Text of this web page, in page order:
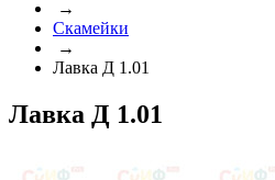
→
Скамейки
→
Лавка Д 1.01
Лавка Д 1.01